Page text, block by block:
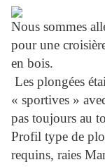
Nous sommes
pour une
en bois.
Les plongées
« sportives »
pas toujours au
Profil type de
requins, raies